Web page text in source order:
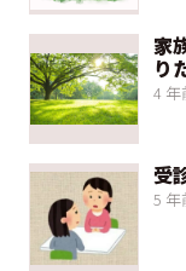
家
り
4 年
受
5 年